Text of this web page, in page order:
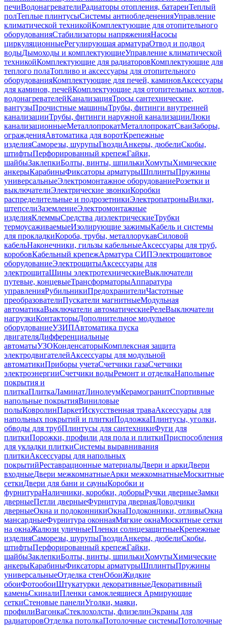
печиВодонагревателиРадиаторы отопления, батареиТеплый
полТеплые плинтусыСистемы антиобледененияУправление
климатической техникойКомплектующие для отопительного
оборудованияСтабилизаторы напряженияНасосы
циркуляционныеРегулирующая арматураОтвод и подвод
водыДымоходы и комплектующиеУправление климатической
техникойКомплектующие для радиаторовКомплектующие для
теплого полаТопливо и аксессуары для отопительного
оборудованияКомплектующие для печей, каминовАксессуары
для каминов, печейКомплектующие для отопительных котлов,
водонагревателейКанализацияТросы сантехнические,
вантузыПрочистные машиныТрубы, фитинги внутренней
канализацииТрубы, фитинги наружной канализацииЛюки
канализационныеМеталлопрокатМеталлопрокатСваиЗаборы,
огражденияАвтоматика для воротКрепежные
изделияСаморезы, шурупыГвоздиАнкеры, дюбелиСкобы,
штифтыПерфорированный крепежГайки,
шайбыЗаклепкиБолты, винты, шпилькиХомутыХимические
анкерыКарабиныФиксаторы арматурыШплинтыПружины
универсальныеЭлектромонтажное оборудованиеРозетки и
выключателиЭлектрические звонкиКоробки
распределительные и подрозетникиЭлектропатроныВилки,
штепселиЗаземлениеЭлектромонтажные
изделияКлеммыСредства диэлектрическиеТрубки
термоусаживаемыеИзолирующие зажимыКабель и системы
для прокладкиКороба, трубы, металлорукавСиловой
кабельНаконечники, гильзы кабельныеАксессуары для труб,
коробовКабельный крепежАрматура СИПЭлектрощитовое
оборудованиеЭлектрощитыАксессуары для
электрощитаШины электротехническиеВыключатели
путевые, концевыеТрансформаторыАппаратура
управленияРубильникиПредохранителиЧастотные
преобразователиПускатели магнитныеМодульная
автоматикаВыключатели автоматическиеРелеВыключатели
нагрузкиКонтакторыДополнительное модульное
оборудованиеУЗИПАвтоматика пуска
двигателяДифференциальные
автоматыУЗОКонденсаторыКомплексная защита
электродвигателейАксессуары для модульной
автоматикиПриборы учетаСчетчики газаСчетчики
электроэнергииСчетчики водыРемонт и отделкаНапольные
покрытия и
плиткаПлиткаЛаминатЛинолеумКерамогранитСпортивные
напольные покрытияВиниловые
полыКовролинПаркетИскусственная траваАксессуары для
напольных покрытий и плиткиПодложкаПлинтусы, уголки,
обводы для трубПлинтусы для сантехникиФуги для
плиткиПорожки, профили для пола и плиткиПриспособления
для укладки плиткиСистемы выравнивания
плиткиАксессуары для напольных
покрытийРеставрационные материалыДвери и аркиДвери
входныеДвери межкомнатныеАрки межкомнатныеМоскитные
сеткиДвери для бани и сауныКоробки и
фурнитураНаличники, коробки, доборыРучки дверныеЗамки
дверныеПетли дверныеФурнитура двернаяДоводчики
дверныеОкна и подоконникиОкнаПодоконники, отливыОкна
мансардныеФурнитура оконнаяМягкие окнаМоскитные сетки
на окнаЖалюзи уличныеПленки солнцезащитныеКрепежные
изделияСаморезы, шурупыГвоздиАнкеры, дюбелиСкобы,
штифтыПерфорированный крепежГайки,
шайбыЗаклепкиБолты, винты, шпилькиХомутыХимические
анкерыКарабиныФиксаторы арматурыШплинтыПружины
универсальныеОтделка стенОбоиЖидкие
обоиФотообоиШтукатурки декоративныеДекоративный
каменьСкиналиПленки самоклеящиеся Армирующие
сеткиСтеновые панелиУголки, маяки,
профилиВагонкаСтеклохолсты, флизелинЭкраны для
радиаторовОтделка потолкаПотолочные системыПотолочные